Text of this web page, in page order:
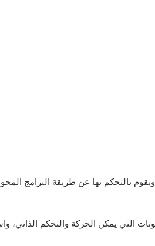
بالتحكم بها عن طريقة البرامج
التي يمكن الحركة والتحكم الذاتي،